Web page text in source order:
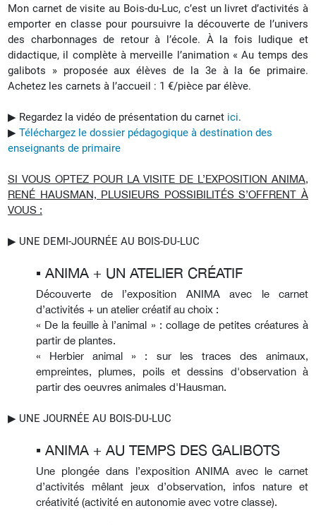
Mon carnet de visite au Bois-du-Luc, c’est un livret d’activités à
emporter en classe pour poursuivre la découverte de l’univers
des charbonnages de retour à l’école. À la fois ludique et
didactique, il complète à merveille l’animation « Au temps des
galibots » proposée aux élèves de la 3e à la 6e primaire.
Achetez les carnets à l’accueil : 1 €/pièce par élève.
▶︎ Regardez la vidéo de présentation du carnet ici.
▶︎ Téléchargez le dossier pédagogique à destination des
enseignants de primaire
SI VOUS OPTEZ POUR LA VISITE DE L’EXPOSITION ANIMA,
RENÉ HAUSMAN, PLUSIEURS POSSIBILITÉS S’OFFRENT À
VOUS :
▶︎ UNE DEMI-JOURNÉE AU BOIS-DU-LUC
▪︎ ANIMA + UN ATELIER CRÉATIF
Découverte de l’exposition ANIMA avec le carnet
d’activités + un atelier créatif au choix :
« De la feuille à l’animal » : collage de petites créatures à
partir de plantes.
« Herbier animal » : sur les traces des animaux,
empreintes, plumes, poils et dessins d'observation à
partir des oeuvres animales d'Hausman.
▶︎ UNE JOURNÉE AU BOIS-DU-LUC
▪︎ ANIMA + AU TEMPS DES GALIBOTS
Une plongée dans l’exposition ANIMA avec le carnet
d’activités mêlant jeux d’observation, infos nature et
créativité (activité en autonomie avec votre classe).